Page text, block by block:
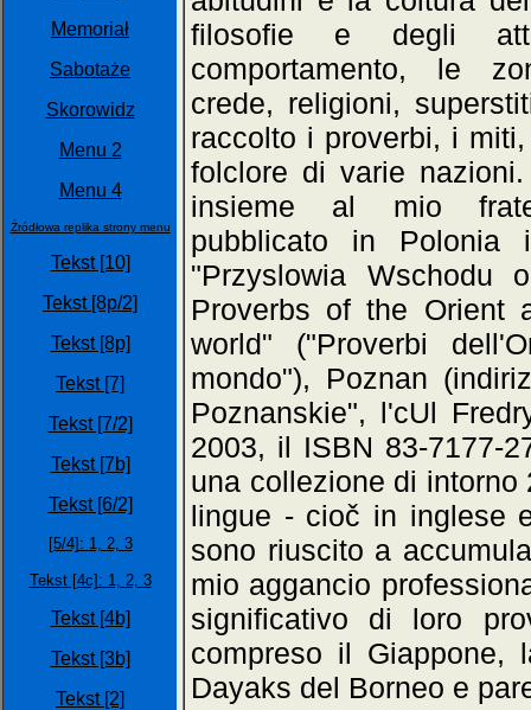
Memoriał
Sabotaże
Skorowidz
Menu 2
Menu 4
Źródłowa replika strony menu
Tekst [10]
Tekst [8p/2]
Tekst [8p]
Tekst [7]
Tekst [7/2]
Tekst [7b]
Tekst [6/2]
[5/4]: 1, 2, 3
Tekst [4c]: 1, 2, 3
Tekst [4b]
Tekst [3b]
Tekst [2]
filosofie e degli
comportamento, le
crede, religioni,
raccolto i proverbi, i
folclore di varie
insieme al mio
pubblicato in
"Przyslowia
Proverbs of the Orient
world" ("Proverbi
mondo"), Poznan
Poznanskie", l'cUl
2003, il ISBN 83-7177-
una collezione di intorno
lingue - cioč in inglese
sono riuscito a
mio aggancio
significativo di loro
compreso il Giappone,
Dayaks del Borneo e